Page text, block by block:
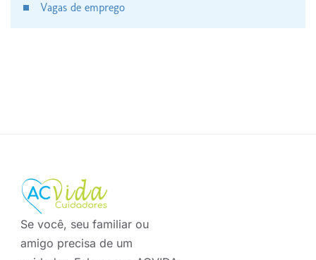
Vagas de emprego
Se você, seu familiar ou
amigo precisa de um